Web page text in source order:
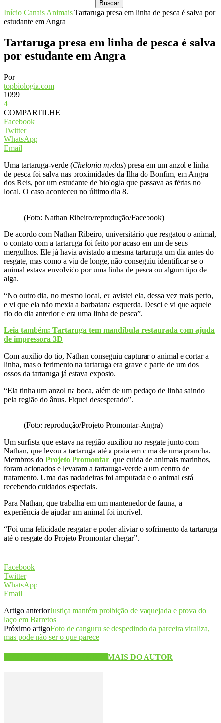
Início CanaisAnimais Tartaruga presa em linha de pesca é salva por
estudante em Angra
Tartaruga presa em linha de pesca é salva
por estudante em Angra
Por
topbiologia.com
1099
4
COMPARTILHE
Facebook
Twitter
WhatsApp
Email
Uma tartaruga-verde (Chelonia mydas) presa em um anzol e linha
de pesca foi salva nas proximidades da Ilha do Bonfim, em Angra
dos Reis, por um estudante de biologia que passava as férias no
local. O caso aconteceu no último dia 8.
(Foto: Nathan Ribeiro/reprodução/Facebook)
De acordo com Nathan Ribeiro, universitário que resgatou o animal,
o contato com a tartaruga foi feito por acaso em um de seus
mergulhos. Ele já havia avistado a mesma tartaruga um dia antes do
resgate, mas como a viu de longe, não conseguiu identificar se o
animal estava envolvido por uma linha de pesca ou algum tipo de
alga.
“No outro dia, no mesmo local, eu avistei ela, dessa vez mais perto,
e vi que ela não mexia a barbatana esquerda. Desci e vi que aquele
fio do dia anterior e era uma linha de pesca”.
Leia também: Tartaruga tem mandíbula restaurada com ajuda
de impressora 3D
Com auxílio do tio, Nathan conseguiu capturar o animal e cortar a
linha, mas o ferimento na tartaruga era grave e parte de um dos
ossos da tartaruga já estava exposto.
“Ela tinha um anzol na boca, além de um pedaço de linha saindo
pela região do ânus. Fiquei desesperado”.
(Foto: reprodução/Projeto Promontar-Angra)
Um surfista que estava na região auxiliou no resgate junto com
Nathan, que levou a tartaruga até a praia em cima de uma prancha.
Membros do Projeto Promontar, que cuida de animais marinhos,
foram acionados e levaram a tartaruga-verde a um centro de
tratamento. Uma das nadadeiras foi amputada e o animal está
recebendo cuidados especiais.
Para Nathan, que trabalha em um mantenedor de fauna, a
experiência de ajudar um animal foi incrível.
“Foi uma felicidade resgatar e poder aliviar o sofrimento da tartaruga
até o resgate do Projeto Promontar chegar”.
Facebook
Twitter
WhatsApp
Email
Artigo anteriorJustiça mantém proibição de vaquejada e prova do
laço em Barretos
Próximo artigoFoto de canguru se despedindo da parceira viraliza,
mas pode não ser o que parece
MAIS DO AUTOR